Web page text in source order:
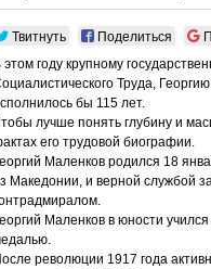
Твитнуть Поделиться
этом году крупному
Труда,
бы 115 лет.
лучше понять глубину и
его трудовой биографии.
Маленков родился 18
Македонии, и верной службой
Маленков в юности
революции 1917 года